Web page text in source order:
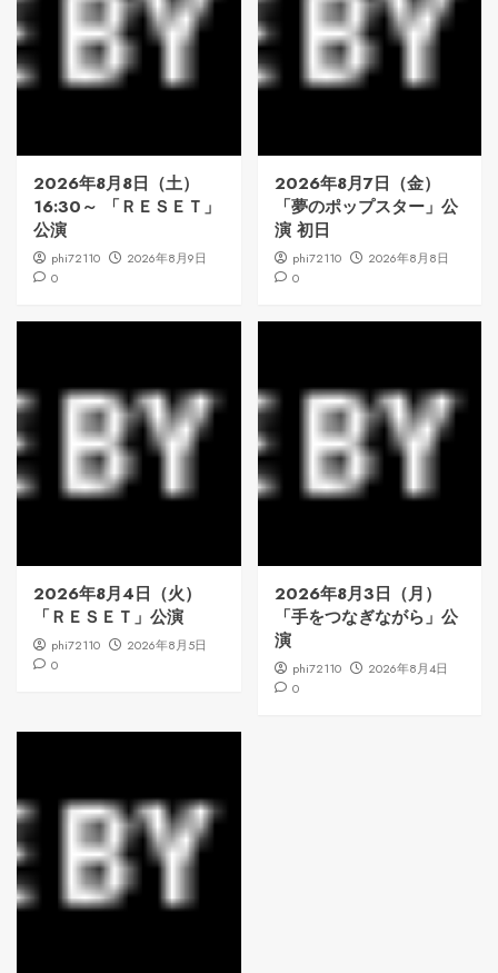
2026年8月8日（土）
16:30～ 「ＲＥＳＥＴ」
公演
phi72110
2026年8月9日
0
2026年8月7日（金）
「夢のポップスター」公
演 初日
phi72110
2026年8月8日
0
2026年8月4日（火）
「ＲＥＳＥＴ」公演
phi72110
2026年8月5日
0
2026年8月3日（月）
「手をつなぎながら」公
演
phi72110
2026年8月4日
0